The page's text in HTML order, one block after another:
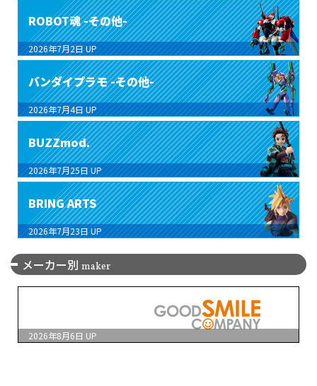
ROBOT魂 -その他-
2026年7月2日 UP
バンダイプラモ -その他-
2026年7月4日 UP
BUZZmod.
2026年7月25日 UP
BRING ARTS
2026年7月23日 UP
メーカー別 maker
2026年8月6日 UP